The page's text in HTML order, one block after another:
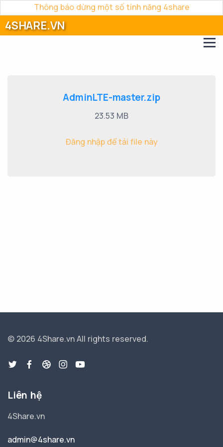
Thông báo dừng một số tính năng 4share
4SHARE.VN
AdminLTE-master.zip
23.53 MB
Đăng nhập để tải file này
© 2026 4Share.vnAll rights reserved.
Liên hệ
4Share.vn
admin@4share.vn